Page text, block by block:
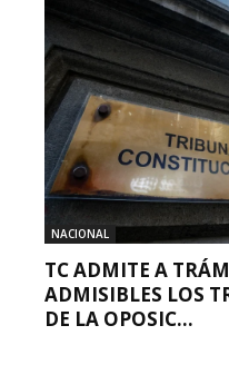
NACIONAL
TC ADMITE A
ADMISIBLES LOS
DE LA OPOSIC...